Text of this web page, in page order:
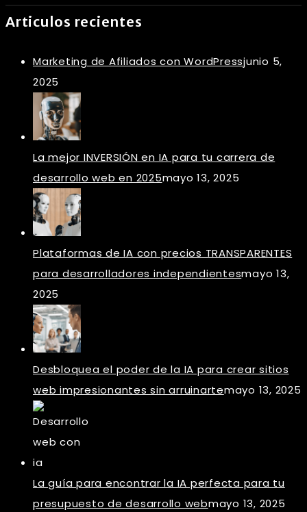
Articulos recientes
Marketing de Afiliados con WordPressjunio 5,
2025
La mejor INVERSIÓN en IA para tu carrera de
desarrollo web en 2025mayo 13, 2025
Plataformas de IA con precios TRANSPARENTES
para desarrolladores independientesmayo 13,
2025
Desbloquea el poder de la IA para crear sitios
web impresionantes sin arruinartemayo 13, 2025
La guía para encontrar la IA perfecta para tu
presupuesto de desarrollo webmayo 13, 2025